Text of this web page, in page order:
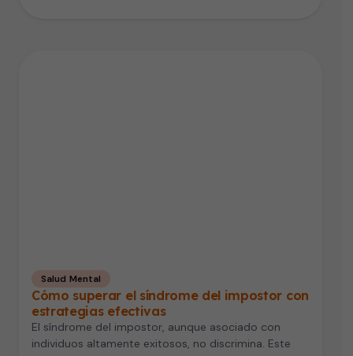
Salud Mental
Cómo superar el síndrome del impostor con
estrategias efectivas
El síndrome del impostor, aunque asociado con
individuos altamente exitosos, no discrimina. Este